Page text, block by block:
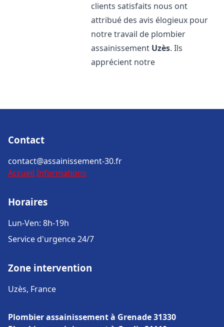
clients satisfaits nous ont
attribué des avis élogieux pour
notre travail de plombier
assainissement Uzès. Ils
apprécient notre
Contact
contact@assainissement-30.fr
Accueil Informations
Horaires
Lun-Ven: 8h-19h
Service d'urgence 24/7
Zone intervention
Uzès, France
Plombier assainissement à Grenade 31330